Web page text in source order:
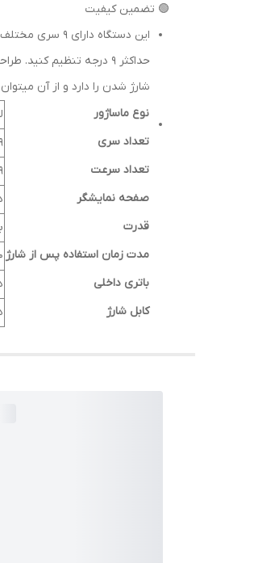
🟢 تضمین کیفیت
این دستگاه
حداکثر 9 درجه تنظیم
شارژ شدن را دارد و از آن
نوع ماساژور
تعداد سری
9 سری متنوع ماساژ
تعداد سرعت
9سرعته
صفحه نمایشگر
قدرت
مدت زمان استفاده پس از شارژ
باتری داخلی
کابل شارژ